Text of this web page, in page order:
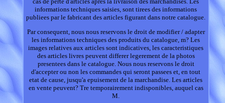
informations techniques saisies, sont tirees des informations
publiees par le fabricant des articles figurant dans notre catalogue.
Par consequent, nous nous reservons le droit de modifier / adapter
les informations techniques des produits du catalogue, m? Les
images relatives aux articles sont indicatives, les caracteristiques
des articles livres peuvent differer legerement de la photos
presentees dans le catalogue. Nous nous reservons le droit
d'accepter ou non les commandes qui seront passees et, en tout
etat de cause, jusqu'a epuisement de la marchandise. Les articles
en vente peuvent? Tre temporairement indisponibles, auquel cas
M.